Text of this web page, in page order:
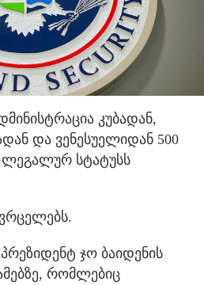
კუბადან,
და ვენესუელიდან 500
ლეგალურ სტატუსს
პრეზიდენტ ჯო ბაიდენის
რომლებიც